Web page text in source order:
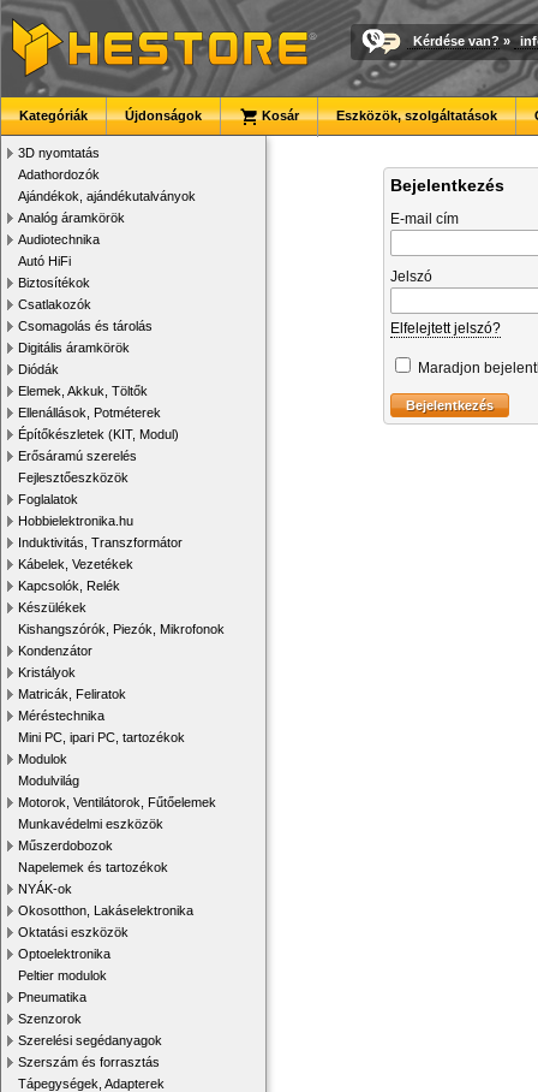
Kérdése van? »
Kategóriák Újdonságok Kosár Eszközök, szolgáltatások
3D nyomtatás
Adathordozók
Ajándékok, ajándékutalványok
Analóg áramkörök
Audiotechnika
Autó HiFi
Biztosítékok
Csatlakozók
Csomagolás és tárolás
Digitális áramkörök
Diódák
Elemek, Akkuk, Töltők
Ellenállások, Potméterek
Építőkészletek (KIT, Modul)
Erősáramú szerelés
Fejlesztőeszközök
Foglalatok
Hobbielektronika.hu
Induktivitás, Transzformátor
Kábelek, Vezetékek
Kapcsolók, Relék
Készülékek
Kishangszórók, Piezók, Mikrofonok
Kondenzátor
Kristályok
Matricák, Feliratok
Méréstechnika
Mini PC, ipari PC, tartozékok
Modulok
Modulvilág
Motorok, Ventilátorok, Fűtőelemek
Munkavédelmi eszközök
Műszerdobozok
Napelemek és tartozékok
NYÁK-ok
Okosotthon, Lakáselektronika
Oktatási eszközök
Optoelektronika
Peltier modulok
Pneumatika
Szenzorok
Szerelési segédanyagok
Szerszám és forrasztás
Tápegységek, Adapterek
Bejelentkezés
E-mail cím
Jelszó
Elfelejtett jelszó?
Maradjon